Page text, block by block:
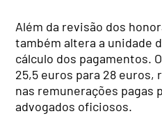
Além da revisão dos
também altera a unidade
cálculo dos pagamentos.
25,5 euros para 28
nas remunerações pagas
advogados oficiosos.